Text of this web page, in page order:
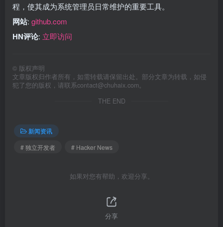
程，使其成为系统管理员日常维护的重要工具。
网站: github.com
HN评论: 立即访问
© 版权声明
文章版权归作者所有，如需转载请保留出处。部分文章为转载，如侵
犯了您的版权，请联系contact@chuhaix.com。
THE END
新闻资讯
# 独立开发者
# Hacker News
如果对您有帮助，欢迎分享。
分享